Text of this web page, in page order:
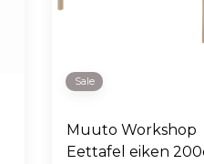
Sale
Muuto Workshop
Eettafel eiken